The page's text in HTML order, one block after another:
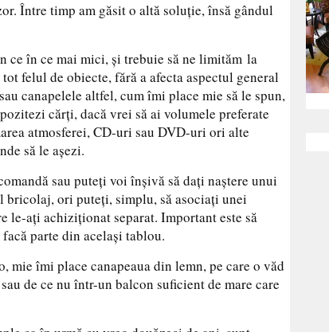
Între timp am găsit o altă soluție, însă gândul
ce în ce mai mici, și trebuie să ne limităm la
felul de obiecte, fără a afecta aspectul general
canapelele altfel, cum îmi place mie să le spun,
cărți, dacă vrei să ai volumele preferate
atmosferei, CD-uri sau DVD-uri ori alte
să le așezi.
sau puteți voi înșivă să dați naștere unui
bricolaj, ori puteți, simplu, să asociați unei
le-ați achiziționat separat. Important este să
parte din același tablou.
îmi place canapeaua din lemn, pe care o văd
de ce nu într-un balcon suficient de mare care